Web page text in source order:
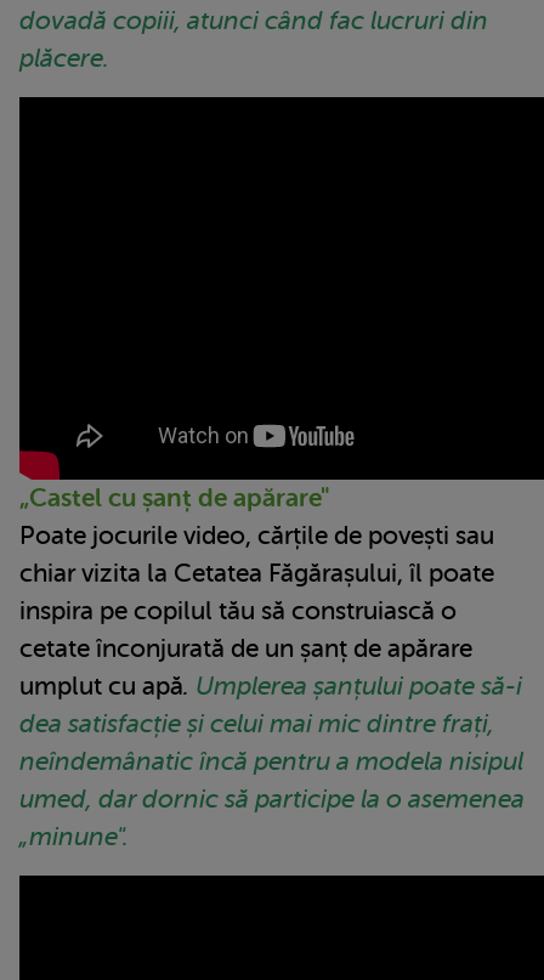
dovadă copiii, atunci când fac lucruri din
plăcere.
„Castel cu șanț de apărare"
Poate jocurile video, cărțile de povești sau
chiar vizita la Cetatea Făgărașului, îl poate
inspira pe copilul tău să construiască o
cetate înconjurată de un șanț de apărare
umplut cu apă. Umplerea șanțului poate să-i
dea satisfacție și celui mai mic dintre frați,
neîndemânatic încă pentru a modela nisipul
umed, dar dornic să participe la o asemenea
„minune".